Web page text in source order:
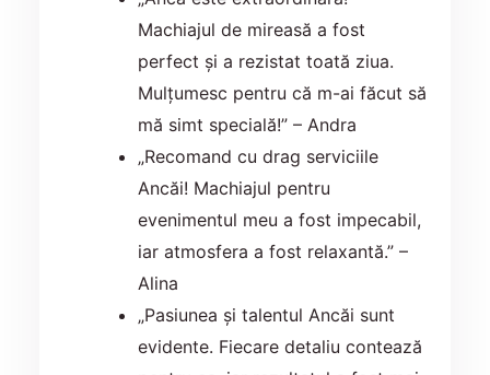
Machiajul de mireasă a fost
perfect și a rezistat toată ziua.
Mulțumesc pentru că m-ai făcut să
mă simt specială!” – Andra
„Recomand cu drag serviciile
Ancăi! Machiajul pentru
evenimentul meu a fost impecabil,
iar atmosfera a fost relaxantă.” –
Alina
„Pasiunea și talentul Ancăi sunt
evidente. Fiecare detaliu contează